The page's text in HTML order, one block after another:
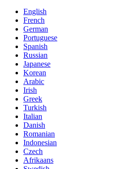
English
French
German
Portuguese
Spanish
Russian
Japanese
Korean
Arabic
Irish
Greek
Turkish
Italian
Danish
Romanian
Indonesian
Czech
Afrikaans